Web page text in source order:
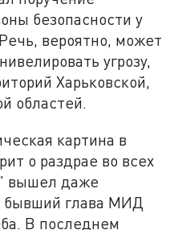
безопасности у
вероятно, может
угрозу,
Харьковской,
областей.
картина в
о раздрае во всех
вышел даже
бывший глава МИД
В последнем